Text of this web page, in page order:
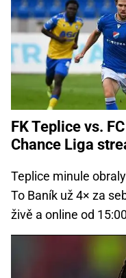
FK Teplice vs.
Chance Liga
Teplice minule
To Baník už 4× za
živě a online od